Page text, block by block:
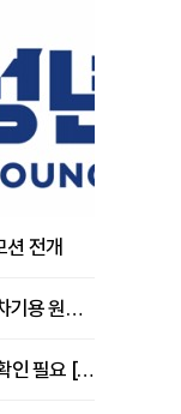
션 전개
허리 MRI는 정상인데 계속 아픈 이유 [차기용 원장 칼럼]
휴가철 건강검진, 금식·복용약 등 사전 확인 필요 [정도감 원장 칼럼]